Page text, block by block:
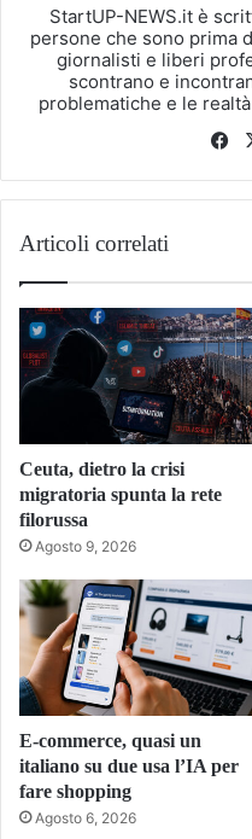
StartUP-NEWS.it è
persone che sono prima
giornalisti e liberi
scontrano e
problematiche e le
Articoli correlati
Ceuta, dietro la crisi
migratoria spunta la rete
filorussa
Agosto 9, 2026
E-commerce, quasi un
italiano su due usa l’IA per
fare shopping
Agosto 6, 2026